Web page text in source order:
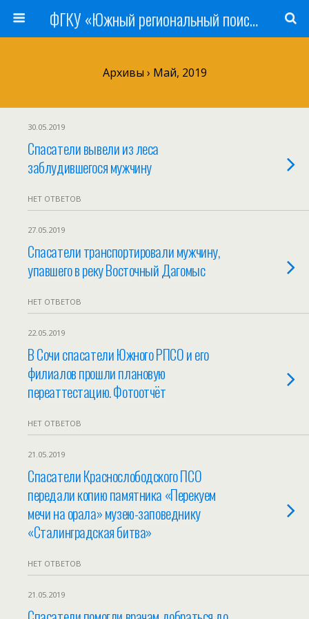
ФГКУ «Южный региональный поисково-спасательный отряд» МЧС России
Архивы › Май, 2019
30.05.2019
Спасатели вывели из леса
заблудившегося мужчину
НЕТ ОТВЕТОВ
27.05.2019
Спасатели транспортировали мужчину,
упавшего в реку Восточный Дагомыс
НЕТ ОТВЕТОВ
22.05.2019
В Сочи спасатели Южного РПСО и его
филиалов прошли плановую
переаттестацию. Фотоотчёт
НЕТ ОТВЕТОВ
21.05.2019
Спасатели Краснослободского ПСО
передали копию памятника «Перекуем
мечи на орала» музею-заповеднику
«Сталинградская битва»
НЕТ ОТВЕТОВ
21.05.2019